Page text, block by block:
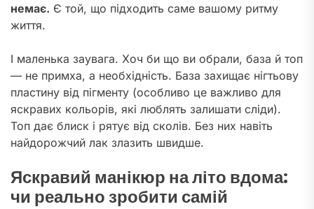
немає. Є той, що підходить саме вашому ритму
життя.
І маленька заувага. Хоч би що ви обрали, база й топ
— не примха, а необхідність. База захищає нігтьову
пластину від пігменту (особливо це важливо для
яскравих кольорів, які люблять залишати сліди).
Топ дає блиск і рятує від сколів. Без них навіть
найдорожчий лак злазить швидше.
Яскравий манікюр на літо вдома:
чи реально зробити самій